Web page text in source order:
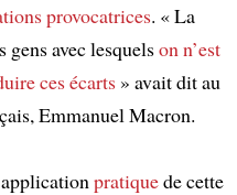
provocatrices. « La
gens avec lesquelson n’est
ces écarts» avait dit au
Emmanuel Macron.
pratiquede cette